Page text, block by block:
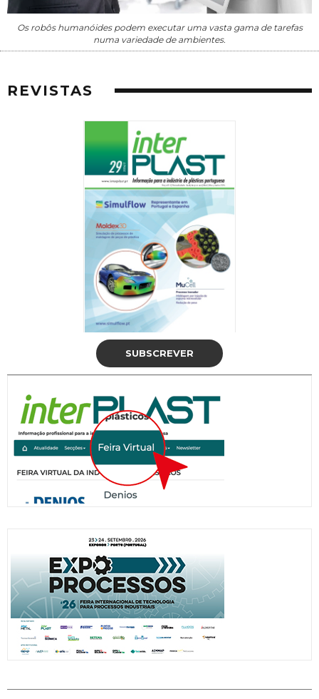
Os robôs humanóides podem executar uma vasta gama de tarefas
numa variedade de ambientes.
REVISTAS
SUBSCREVER